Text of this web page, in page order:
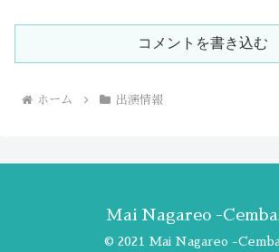
コメントを書き込む
ホーム 出演情報
Mai Nagareo -
© 2021 Mai Nagareo -